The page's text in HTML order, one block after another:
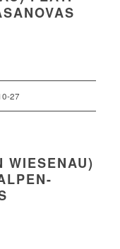
27
WIESENAU)